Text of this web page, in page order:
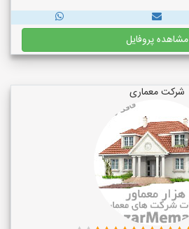
مشاهده پروفایل
شرکت معماری